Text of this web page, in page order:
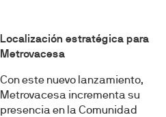
Localización estratégica para
Metrovacesa
Con este nuevo lanzamiento,
Metrovacesa incrementa su
presencia en la Comunidad